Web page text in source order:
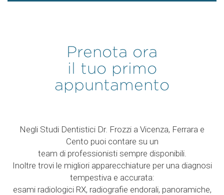
Prenota ora
il tuo primo
appuntamento
Negli Studi Dentistici Dr. Frozzi a Vicenza, Ferrara e
Cento puoi contare su un
team di professionisti sempre disponibili.
Inoltre trovi le migliori apparecchiature per una diagnosi
tempestiva e accurata:
esami radiologici RX, radiografie endorali, panoramiche,